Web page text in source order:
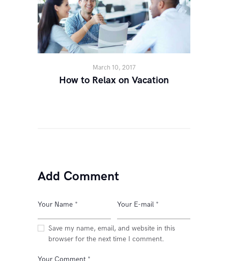
March 10, 2017
How to Relax on Vacation
Add Comment
Save my name, email, and website in this
browser for the next time I comment.